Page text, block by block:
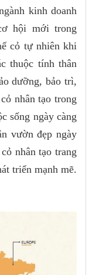
kinh doanh
hội mới trong
cỏ tự nhiên khi
thuộc tính thân
dưỡng, bảo trì,
nhân tạo trong
sống ngày càng
vườn đẹp ngày
nhân tạo trang
triển mạnh mẽ.